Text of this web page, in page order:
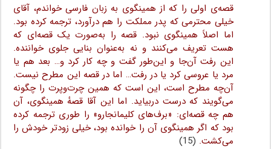
قصه‌ی اولی را که از همینگوی به زبان فارسی خواندم، آقای
خیلی محترمی که پدر مملکت را هم درآورد، ترجمه کرده بود.
اما اصلاً همینگوی نبود. قصه را به‌صورت یک قصه‌ای که
هست تعریف می‌کنند و نه به‌عنوان بنایی جلوی خواننده.
این رفت آن‌جا و این‌طور گفت و چه کار کرد و… بعد هم یا
مرد یا عروسی کرد یا در رفت… اما در قصه این مطرح نیست.
آن‌چه مطرح است، این است که همین چرت‌وپرت را چگونه
می‌گویند که درست دربیاید. اما این آقا قصهٔ همینگوی، آن
هم چه قصه‌ای: «برف‌های کلیمانجارو» را طوری ترجمه کرده
بود که اگر همینگوی آن را خوانده بود، خیلی زودتر خودش را
می‌کشت. (15)